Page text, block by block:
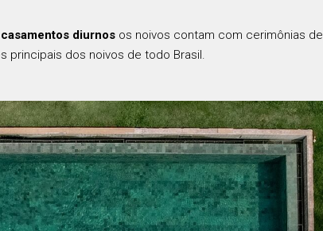
casamentos diurnos os noivos contam com cerimônias de
principais dos noivos de todo Brasil.